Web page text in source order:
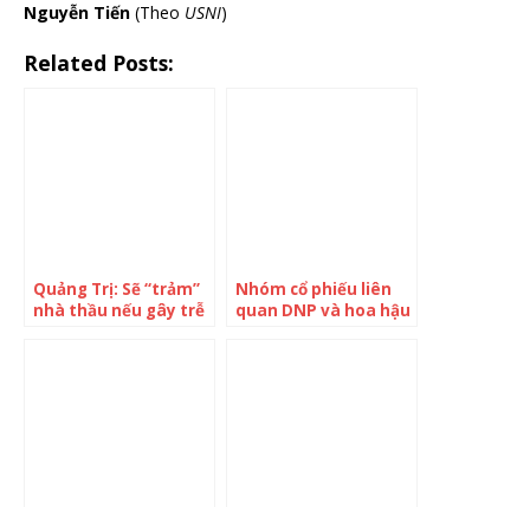
Nguyễn Tiến (Theo USNI)
Related Posts:
Quảng Trị: Sẽ “trảm”
nhà thầu nếu gây trễ
Nhóm cổ phiếu liên
quan DNP và hoa hậu